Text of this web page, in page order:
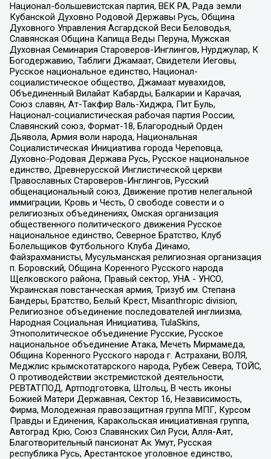
Национал-большевистская партия, ВЕК РА, Рада земли
Кубанской Духовно Родовой Державы Русь, Община
Духовного Управления Асгардской Веси Беловодья,
Славянская Община Капища Веды Перуна, Мужская
Духовная Семинария Староверов-Инглингов, Нурджулар, К
Богодержавию, Таблиги Джамаат, Свидетели Иеговы,
Русское национальное единство, Национал-
социалистическое общество, Джамаат мувахидов,
Объединенный Вилайат Кабарды, Балкарии и Карачая,
Союз славян, Ат-Такфир Валь-Хиджра, Пит Буль,
Национал-социалистическая рабочая партия России,
Славянский союз, Формат-18, Благородный Орден
Дьявола, Армия воли народа, Национальная
Социалистическая Инициатива города Череповца,
Духовно-Родовая Держава Русь, Русское национальное
единство, Древнерусской Инглистической церкви
Православных Староверов-Инглингов, Русский
общенациональный союз, Движение против нелегальной
иммиграции, Кровь и Честь, О свободе совести и о
религиозных объединениях, Омская организация
общественного политического движения Русское
национальное единство, Северное Братство, Клуб
Болельщиков Футбольного Клуба Динамо,
Файзрахманисты, Мусульманская религиозная организация
п. Боровский, Община Коренного Русского народа
Щелковского района, Правый сектор, УНА - УНСО,
Украинская повстанческая армия, Тризуб им. Степана
Бандеры, Братство, Белый Крест, Misanthropic division,
Религиозное объединение последователей инглиизма,
Народная Социальная Инициатива, TulaSkins,
Этнополитическое объединение Русские, Русское
национальное объединение Атака, Мечеть Мирмамеда,
Община Коренного Русского народа г. Астрахани, ВОЛЯ,
Меджлис крымскотатарского народа, Рубеж Севера, ТОЙС,
О противодействии экстремистской деятельности,
РЕВТАТПОД, Артподготовка, Штольц, В честь иконы
Божией Матери Державная, Сектор 16, Независимость,
Фирма, Молодежная правозащитная группа МПГ, Курсом
Правды и Единения, Каракольская инициативная группа,
Автоград Крю, Союз Славянских Сил Руси, Алля-Аят,
Благотворительный пансионат Ак Умут, Русская
республика Русь, Арестантское уголовное единство,